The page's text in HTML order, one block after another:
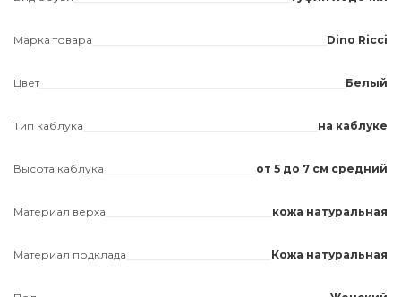
Марка товара Dino Ricci
Цвет Белый
Тип каблука на каблуке
Высота каблука от 5 до 7 см средний
Материал верха кожа натуральная
Материал подклада Кожа натуральная